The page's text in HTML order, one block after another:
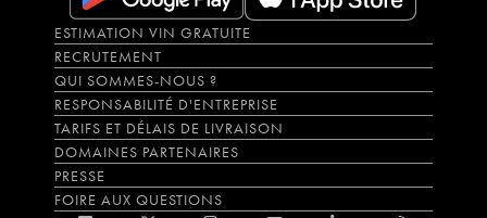
ESTIMATION VIN GRATUITE
RECRUTEMENT
QUI SOMMES-NOUS ?
RESPONSABILITÉ D'ENTREPRISE
TARIFS ET DÉLAIS DE LIVRAISON
DOMAINES PARTENAIRES
PRESSE
FOIRE AUX QUESTIONS